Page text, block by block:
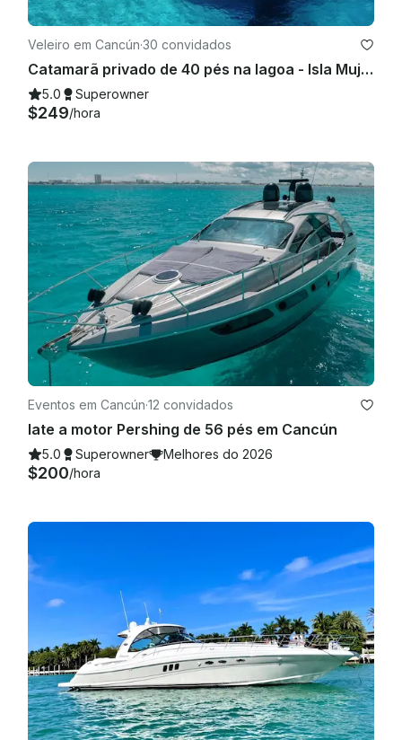
Veleiro em Cancún·30 convidados
Catamarã privado de 40 pés na lagoa - Isla Mujeres | Bar aberto, mergulho com snorkel e almoço
5.0 Superowner
$249/hora
Eventos em Cancún·12 convidados
Iate a motor Pershing de 56 pés em Cancún
5.0 Superowner Melhores do 2026
$200/hora